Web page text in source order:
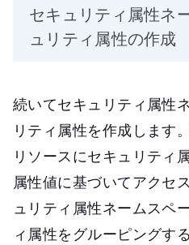
セキュリティ属性ネ
ュリティ属性の作成
続いてセキュリティ属性
リティ属性を作成します
リソースにセキュリティ
属性値に基づいてアクセ
ュリティ属性ネームスペ
ィ属性をグルーピングす